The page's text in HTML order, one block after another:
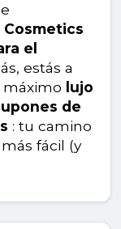
el
estás a
lujo
de
: tu camino
fácil (y